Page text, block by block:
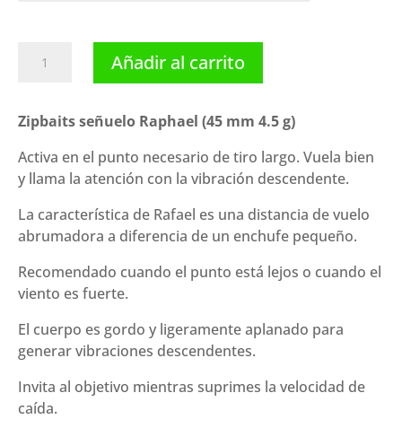
señuelo
(45
4.5
g)
Añadir al carrito
Zipbaits señuelo Raphael (45 mm 4.5 g)
Activa en el punto necesario de tiro largo. Vuela bien
y llama la atención con la vibración descendente.
La característica de Rafael es una distancia de vuelo
abrumadora a diferencia de un enchufe pequeño.
Recomendado cuando el punto está lejos o cuando el
viento es fuerte.
El cuerpo es gordo y ligeramente aplanado para
generar vibraciones descendentes.
Invita al objetivo mientras suprimes la velocidad de
caída.